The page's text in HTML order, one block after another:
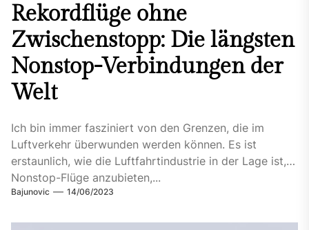
Rekordflüge ohne
Zwischenstopp: Die längsten
Nonstop-Verbindungen der
Welt
Ich bin immer fasziniert von den Grenzen, die im
Luftverkehr überwunden werden können. Es ist
erstaunlich, wie die Luftfahrtindustrie in der Lage ist,
Nonstop-Flüge anzubieten,...
Bajunovic 14/06/2023